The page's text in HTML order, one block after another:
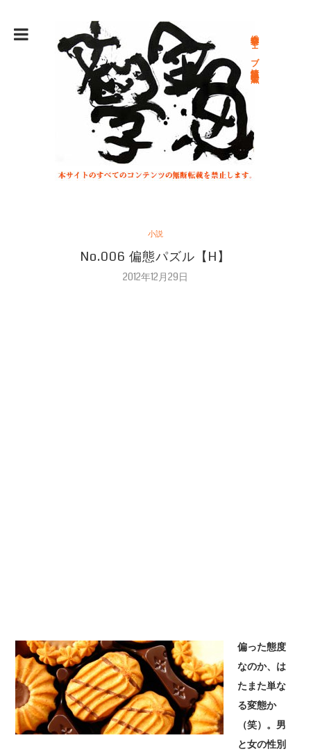
総合文学ウェブ情報誌 文学金魚
小説
No.006 偏態パズル【H】
2012年12月29日
偏った態度
なのか、は
たまた単な
る変態か
（笑）。男
と女の性別